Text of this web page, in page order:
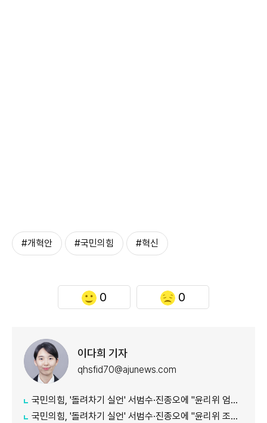
#개혁안 #국민의힘 #혁신
0 0
이다희 기자
qhsfid70@ajunews.com
국민의힘, '돌려차기 실언' 서범수·진종오에 "윤리위 엄중 조치"...징계 정국 확대
국민의힘, '돌려차기 실언' 서범수·진종오에 "윤리위 조치 있어야"